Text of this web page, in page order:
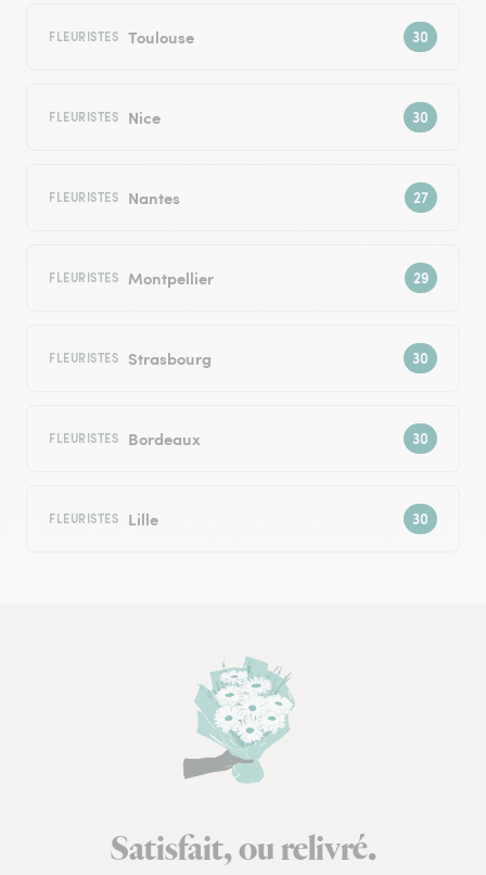
FLEURISTES Toulouse
FLEURISTES Nice
FLEURISTES Nantes
FLEURISTES Montpellier
FLEURISTES Strasbourg
FLEURISTES Bordeaux
FLEURISTES Lille
Satisfait, ou relivré.